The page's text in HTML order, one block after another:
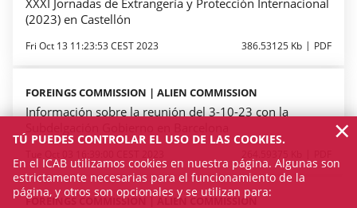
XXXI Jornadas de Extrangería y Protección Internacional
(2023) en Castellón
Fri Oct 13 11:23:53 CEST 2023 386.53125 Kb PDF
FOREINGS COMMISSION | ALIEN COMMISSION
Información sobre la reunión del 3-10-23 con la
FOREINGS COMMISSION | ALIEN COMMISSION
TÚ PUEDES CONTROLAR EL USO DE LAS COOKIES.
En el ICAB utilizamos cookies en nuestra página. Algunas son
estrictamente necesarias para el funcionamiento de la
página, y otros son opcionales y se utilizan para:
×